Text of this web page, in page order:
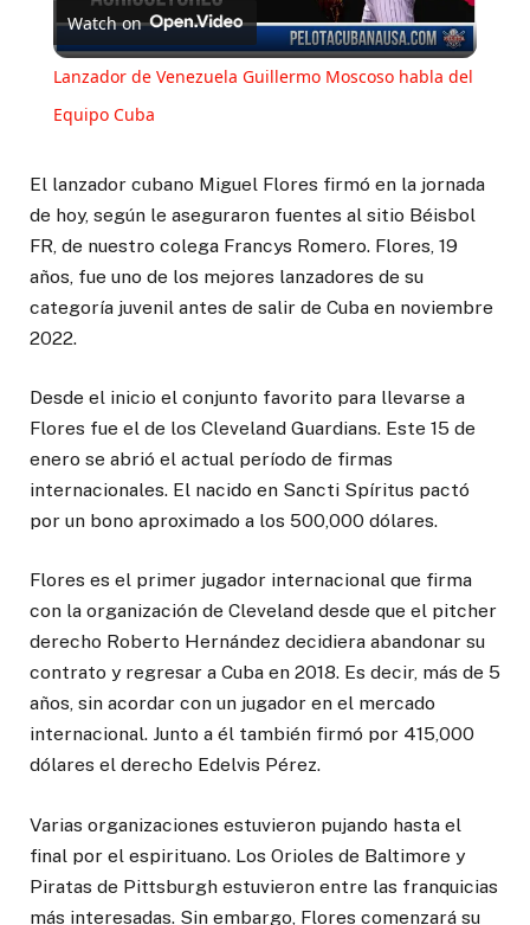
Video
Watch on
Lanzador de Venezuela Guillermo Moscoso habla del
Equipo Cuba
El lanzador cubano Miguel Flores firmó en la jornada
de hoy, según le aseguraron fuentes al sitio Béisbol
FR, de nuestro colega Francys Romero. Flores, 19
años, fue uno de los mejores lanzadores de su
categoría juvenil antes de salir de Cuba en noviembre
2022.
Desde el inicio el conjunto favorito para llevarse a
Flores fue el de los Cleveland Guardians. Este 15 de
enero se abrió el actual período de firmas
internacionales. El nacido en Sancti Spíritus pactó
por un bono aproximado a los 500,000 dólares.
Flores es el primer jugador internacional que firma
con la organización de Cleveland desde que el pitcher
derecho Roberto Hernández decidiera abandonar su
contrato y regresar a Cuba en 2018. Es decir, más de 5
años, sin acordar con un jugador en el mercado
internacional. Junto a él también firmó por 415,000
dólares el derecho Edelvis Pérez.
Varias organizaciones estuvieron pujando hasta el
final por el espirituano. Los Orioles de Baltimore y
Piratas de Pittsburgh estuvieron entre las franquicias
más interesadas. Sin embargo, Flores comenzará su